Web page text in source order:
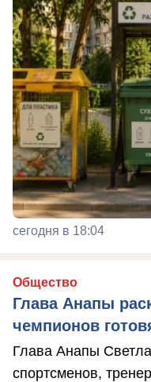
сегодня в 18:04
Общество
Глава Анапы
чемпионов
Глава Анапы
спортсменов,